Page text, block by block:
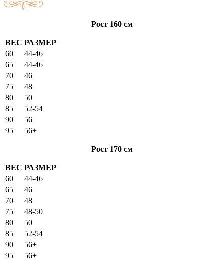
Рост 160 см
ВЕС РАЗМЕР
60
44-46
65
44-46
70
46
75
48
80
50
85
52-54
90
56
95
56+
Рост 170 см
ВЕС РАЗМЕР
60
44-46
65
46
70
48
75
48-50
80
50
85
52-54
90
56+
95
56+